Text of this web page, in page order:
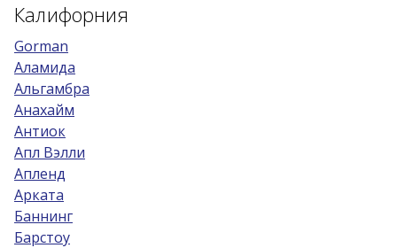
Калифорния
Gorman
Аламида
Альгамбра
Анахайм
Антиок
Апл Вэлли
Апленд
Арката
Баннинг
Барстоу